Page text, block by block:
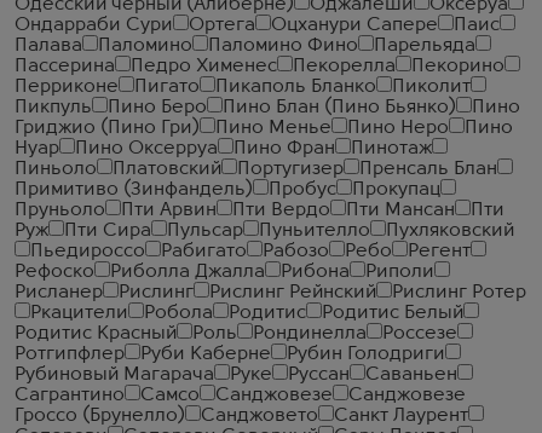
Одесский черный (Алиберне)
Оджалеши
Оксеруа
Ондарраби Сури
Ортега Оцханури Сапере
Паис
Палава
Паломино Паломино Фино
Парельяда
Пассерина
Педро Хименес Пекорелла
Пекорино
Перриконе
Пигато Пикаполь Бланко
Пиколит
Пикпуль
Пино Беро Пино Блан (Пино Бьянко)
Пино
Гриджио (Пино Гри)
Пино Менье Пино Неро
Пино
Нуар
Пино Оксерруа Пино Фран
Пинотаж
Пиньоло
Платовский Португизер
Пренсаль Блан
Примитиво (Зинфандель)
Пробус
Прокупац
Пруньоло
Пти Арвин Пти Вердо Пти Мансан
Пти
Руж
Пти Сира Пульсар Пуньителло
Пухляковский
Пьедироссо
Рабигато Рабозо Ребо
Регент
Рефоско
Риболла Джалла Рибона
Риполи
Рисланер
Рислинг Рислинг Рейнский
Рислинг Ротер
Ркацители
Робола Родитис
Родитис Белый
Родитис Красный
Роль Рондинелла
Россезе
Ротгипфлер
Руби Каберне
Рубин Голодриги
Рубиновый Магарача
Руке Руссан
Саваньен
Сагрантино
Самсо Санджовезе
Санджовезе
Гроссо (Брунелло)
Санджовето
Санкт Лаурент